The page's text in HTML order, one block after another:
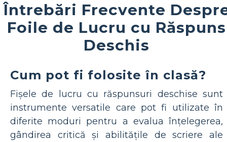
Întrebări Frecvente
Foile de Lucru cu Răspuns
Deschis
Cum pot fi folosite în clasă?
Fișele de lucru cu răspunsuri deschise sunt
instrumente versatile care pot fi utilizate în
diferite moduri pentru a evalua înțelegerea,
gândirea critică și abilitățile de scriere ale